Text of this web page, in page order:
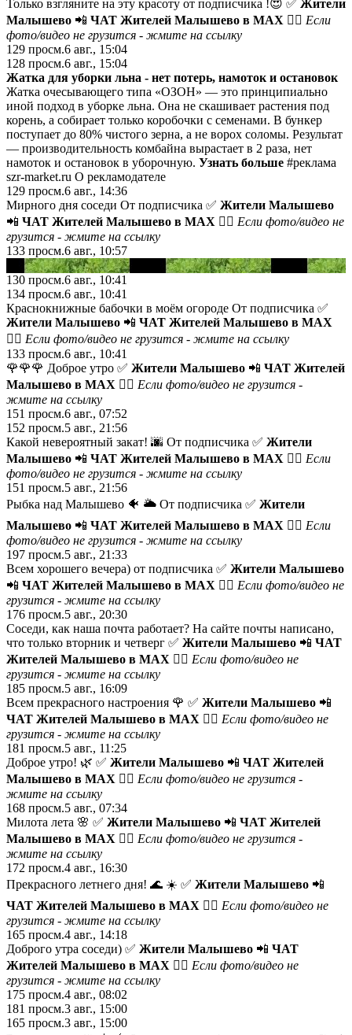
Только взгляните на эту красоту от подписчика !😍 ✅ Жители
Малышево 📲 ЧАТ Жителей Малышево в МАХ 😵‍💫 Если
фото/видео не грузится - жмите на ссылку
129 просм.6 авг., 15:04
128 просм.6 авг., 15:04
Жатка для уборки льна - нет потерь, намоток и остановок
Жатка очесывающего типа «ОЗОН» — это принципиально
иной подход в уборке льна. Она не скашивает растения под
корень, а собирает только коробочки с семенами. В бункер
поступает до 80% чистого зерна, а не ворох соломы. Результат
— производительность комбайна вырастает в 2 раза, нет
намоток и остановок в уборочную. Узнать больше #реклама
szr-market.ru О рекламодателе
129 просм.6 авг., 14:36
Мирного дня соседи От подписчика ✅ Жители Малышево
📲 ЧАТ Жителей Малышево в МАХ 😵‍💫 Если фото/видео не
грузится - жмите на ссылку
133 просм.6 авг., 10:57
130 просм.6 авг., 10:41
134 просм.6 авг., 10:41
Краснокнижные бабочки в моём огороде От подписчика ✅
Жители Малышево 📲 ЧАТ Жителей Малышево в МАХ
😵‍💫 Если фото/видео не грузится - жмите на ссылку
133 просм.6 авг., 10:41
🌹🌹🌹 Доброе утро ✅ Жители Малышево 📲 ЧАТ Жителей
Малышево в МАХ 😵‍💫 Если фото/видео не грузится -
жмите на ссылку
151 просм.6 авг., 07:52
152 просм.5 авг., 21:56
Какой невероятный закат! 🌆 От подписчика ✅ Жители
Малышево 📲 ЧАТ Жителей Малышево в МАХ 😵‍💫 Если
фото/видео не грузится - жмите на ссылку
151 просм.5 авг., 21:56
Рыбка над Малышево 🐠 🌥️ От подписчика ✅ Жители
Малышево 📲 ЧАТ Жителей Малышево в МАХ 😵‍💫 Если
фото/видео не грузится - жмите на ссылку
197 просм.5 авг., 21:33
Всем хорошего вечера) от подписчика ✅ Жители Малышево
📲 ЧАТ Жителей Малышево в МАХ 😵‍💫 Если фото/видео не
грузится - жмите на ссылку
176 просм.5 авг., 20:30
Соседи, как наша почта работает? На сайте почты написано,
что только вторник и четверг ✅ Жители Малышево 📲 ЧАТ
Жителей Малышево в МАХ 😵‍💫 Если фото/видео не
грузится - жмите на ссылку
185 просм.5 авг., 16:09
Всем прекрасного настроения 🌹 ✅ Жители Малышево 📲
ЧАТ Жителей Малышево в МАХ 😵‍💫 Если фото/видео не
грузится - жмите на ссылку
181 просм.5 авг., 11:25
Доброе утро! 🌿 ✅ Жители Малышево 📲 ЧАТ Жителей
Малышево в МАХ 😵‍💫 Если фото/видео не грузится -
жмите на ссылку
168 просм.5 авг., 07:34
Милота лета 🌸 ✅ Жители Малышево 📲 ЧАТ Жителей
Малышево в МАХ 😵‍💫 Если фото/видео не грузится -
жмите на ссылку
172 просм.4 авг., 16:30
Прекрасного летнего дня! 🌊 ☀️ ✅ Жители Малышево 📲
ЧАТ Жителей Малышево в МАХ 😵‍💫 Если фото/видео не
грузится - жмите на ссылку
165 просм.4 авг., 14:18
Доброго утра соседи) ✅ Жители Малышево 📲 ЧАТ
Жителей Малышево в МАХ 😵‍💫 Если фото/видео не
грузится - жмите на ссылку
175 просм.4 авг., 08:02
181 просм.3 авг., 15:00
165 просм.3 авг., 15:00